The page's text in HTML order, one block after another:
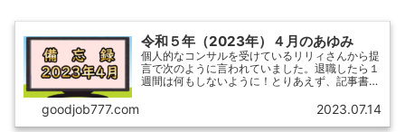
令和５年（2023年）４月のあゆみ
個人的なコンサルを受けているリリィさんから提
言で次のように言われていました。退職したら１
週間は何もしないように！とりあえず、記事書き
した。とはいえ、開業届ぐらい提出しておくかと
goodjob777.com 2023.07.14